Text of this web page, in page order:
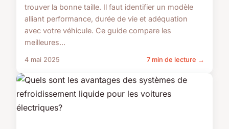
trouver la bonne taille. Il faut identifier un modèle
alliant performance, durée de vie et adéquation
avec votre véhicule. Ce guide compare les
meilleures...
4 mai 2025 7 min de lecture →